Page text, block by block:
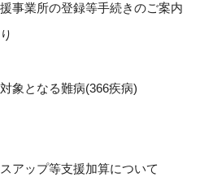
事業所の登録等手続きのご案内
象となる難病(366疾病)
アップ等支援加算について